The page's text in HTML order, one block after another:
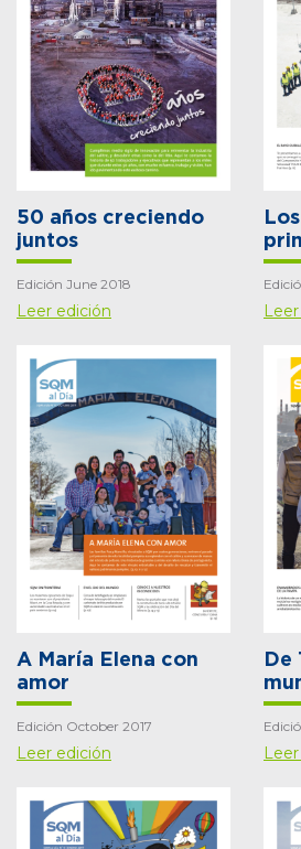
50 años creciendo
juntos
Edición June 2018
Leer edición
A María Elena con
amor
Edición October 2017
Leer edición
De